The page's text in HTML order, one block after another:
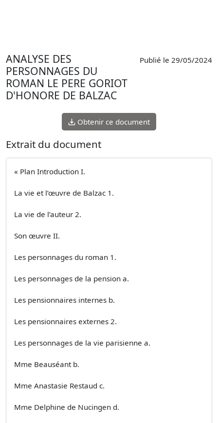
ANALYSE DES
PERSONNAGES DU
ROMAN LE PERE GORIOT
D'HONORE DE BALZAC
Publié le 29/05/2024
Obtenir ce document
Extrait du document
« Plan Introduction I.
La vie et l’œuvre de Balzac 1.
La vie de l’auteur 2.
Son œuvre II.
Les personnages du roman 1.
Les personnages de la pension a.
Les pensionnaires internes b.
Les pensionnaires externes 2.
Les personnages de la vie parisienne a.
Mme Beauséant b.
Mme Anastasie Restaud c.
Mme Delphine de Nucingen d.